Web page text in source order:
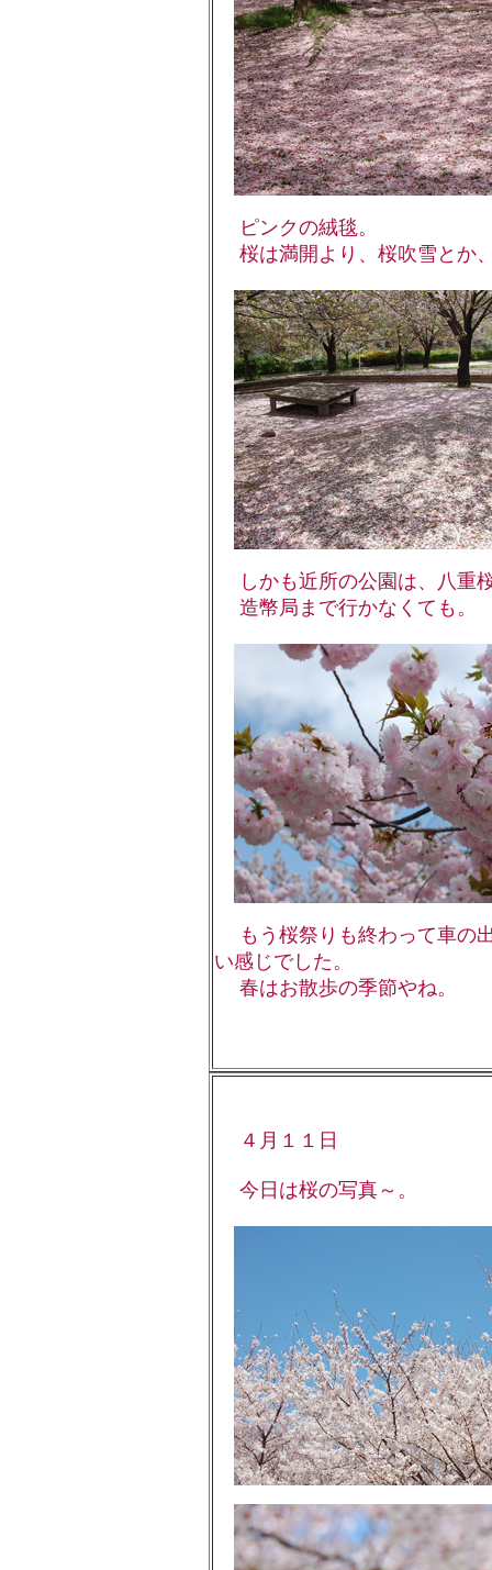
ピンクの絨毯。
桜は満開より、桜吹雪とか
しかも近所の公園は、八重
造幣局まで行かなくても。
もう桜祭りも終わって車の
い感じでした。
春はお散歩の季節やね。
４月１１日
今日は桜の写真～。